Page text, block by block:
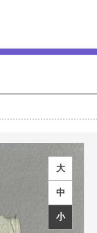
大
中
小